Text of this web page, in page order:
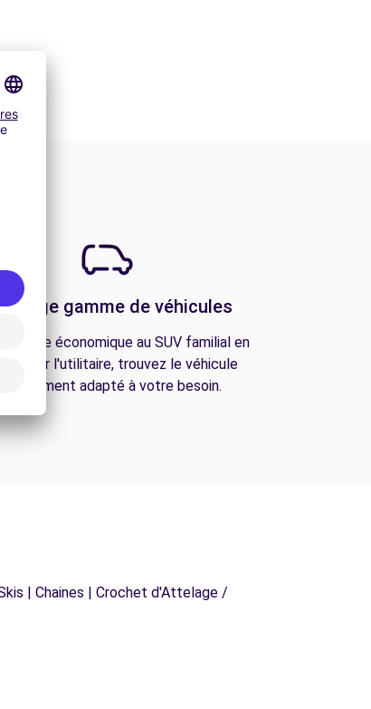
large gamme de véhicules
citadine économique au SUV familial en
par l'utilitaire, trouvez le véhicule
parfaitement adapté à votre besoin.
| Chaines | Crochet d'Attelage /